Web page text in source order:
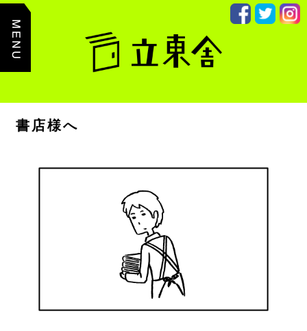
主
ン
書店様へ